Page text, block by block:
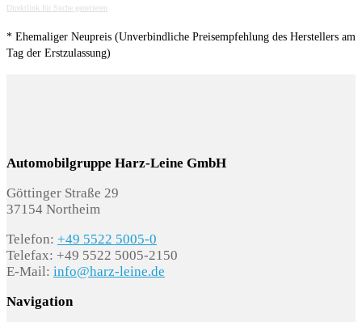
Direktlink für Suche generieren
* Ehemaliger Neupreis (Unverbindliche Preisempfehlung des Herstellers am
Tag der Erstzulassung)
Automobilgruppe Harz-Leine GmbH
Göttinger Straße 29
37154 Northeim
Telefon: +49 5522 5005-0
Telefax: +49 5522 5005-2150
E-Mail: info@harz-leine.de
Navigation